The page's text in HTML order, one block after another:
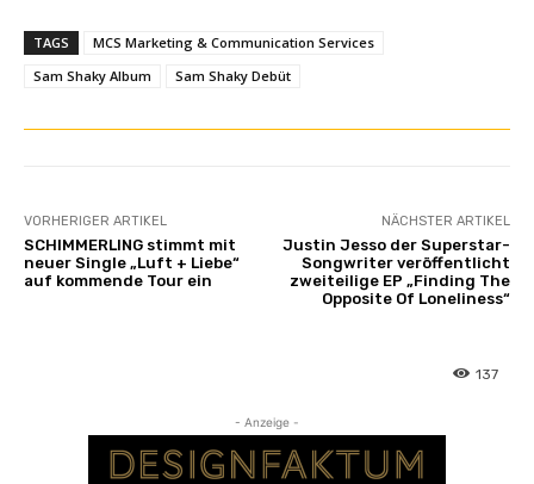
TAGS
MCS Marketing & Communication Services
Sam Shaky Album
Sam Shaky Debüt
VORHERIGER ARTIKEL
SCHIMMERLING stimmt mit
neuer Single „Luft + Liebe“
auf kommende Tour ein
NÄCHSTER ARTIKEL
Justin Jesso der Superstar-
Songwriter veröffentlicht
zweiteilige EP „Finding The
Opposite Of Loneliness“
137
- Anzeige -